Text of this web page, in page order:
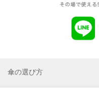
傘の選び方